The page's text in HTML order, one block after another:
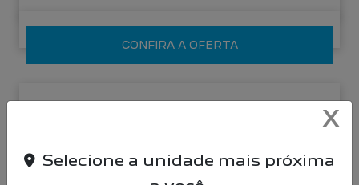
CONFIRA A OFERTA
NOVO PEUGEOT 208
X
Selecione a unidade mais próxima